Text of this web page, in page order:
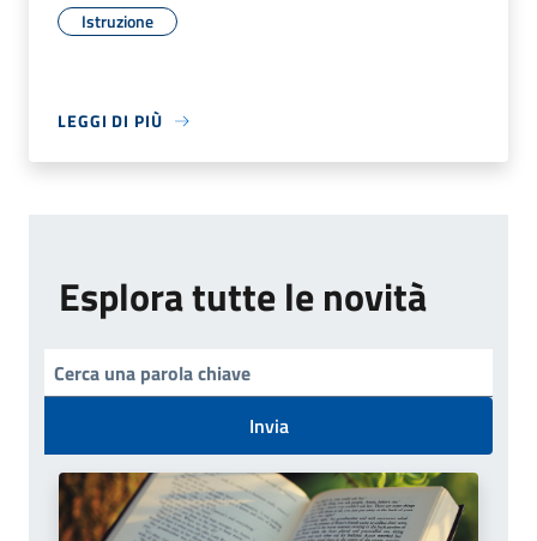
Istruzione
LEGGI DI PIÙ
Esplora tutte le novità
Invia